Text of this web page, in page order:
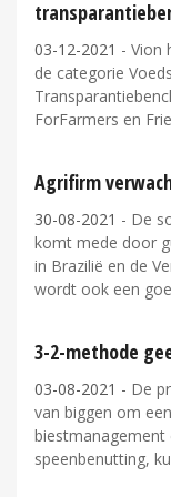
03-12-2021 - Vion
de categorie
ForFarmers en
Agrifirm
30-08-2021 - De
komt mede door
in Brazilië en de
wordt ook een
3-2-methode
03-08-2021 - De
van biggen om
biestmanagement
speenbenutting,